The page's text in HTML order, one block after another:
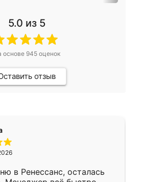
5.0 из 5
основе 945оценок
отзыв
в Ренессанс, осталась